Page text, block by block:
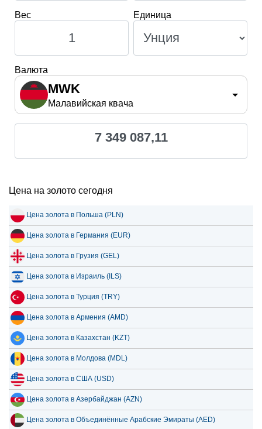
Вес Единица
Валюта
MWK
Малавийская квача
7 349 087,11
Цена на золото сегодня
Цена золота в Польша (PLN)
Цена золота в Германия (EUR)
Цена золота в Грузия (GEL)
Цена золота в Израиль (ILS)
Цена золота в Турция (TRY)
Цена золота в Армения (AMD)
Цена золота в Казахстан (KZT)
Цена золота в Молдова (MDL)
Цена золота в США (USD)
Цена золота в Азербайджан (AZN)
Цена золота в Объединённые Арабские Эмираты (AED)